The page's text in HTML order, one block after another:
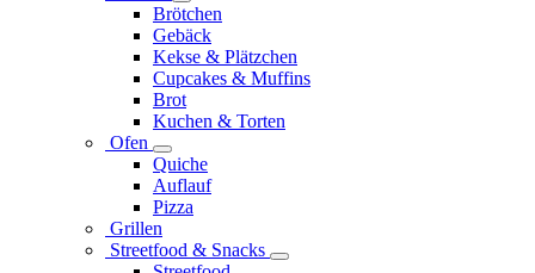
Brötchen
Gebäck
Kekse & Plätzchen
Cupcakes & Muffins
Brot
Kuchen & Torten
Ofen
Quiche
Auflauf
Pizza
Grillen
Streetfood & Snacks